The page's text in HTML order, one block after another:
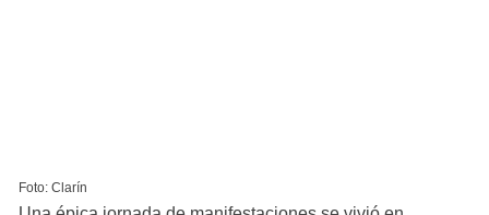
Foto: Clarín